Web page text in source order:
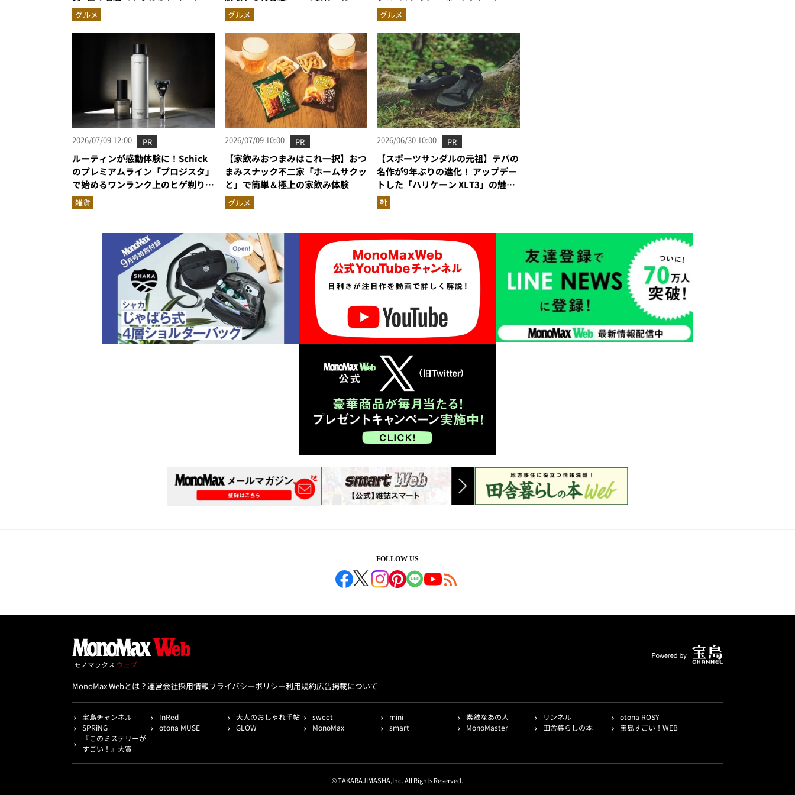
推しの3杯を徹底レビュー
グルメ
【カップ麺の人気記事ランキングベ
スト3】（2026年5月版）
グルメ
ン…ほか【カップ焼きそばの人気記
事ランキングベスト3】（2026年5
月版）
グルメ
2026/07/09 12:00 PR
ルーティンが感動体験に！Schick
のプレミアムライン「プロジスタ」
で始めるワンランク上のヒゲ剃り習
慣
雑貨
2026/07/09 10:00 PR
【家飲みおつまみはこれ一択】おつ
まみスナック不二家「ホームサクッ
と」で簡単＆極上の家飲み体験
グルメ
2026/06/30 10:00 PR
【スポーツサンダルの元祖】テバの
名作が9年ぶりの進化！ アップデー
トした「ハリケーン XLT3」の魅力
を識者があらゆる角度から徹底解
説！
靴
FOLLOW US
MonoMax Webとは？運営会社採用情報プライバシーポリシー利用規約広告掲載について
宝島チャンネル InRed 大人のおしゃれ手帖 sweet mini 素敵なあの人 リンネル
otona ROSY
SPRiNG
otona MUSE GLOW MonoMax smart MonoMaster 田舎暮らしの本
宝島すごい！WEB
『このミステリーが
すごい！』大賞
© TAKARAJIMASHA,Inc. All Rights Reserved.